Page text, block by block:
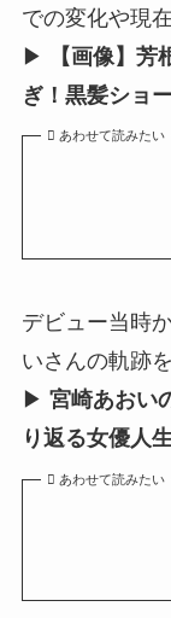
での変化や現
▶︎
【画像】芳
ぎ！黒髪ショ
あわせて読みたい
デビュー当時
いさんの軌跡
▶︎ 宮崎あおい
り返る女優人
あわせて読みたい